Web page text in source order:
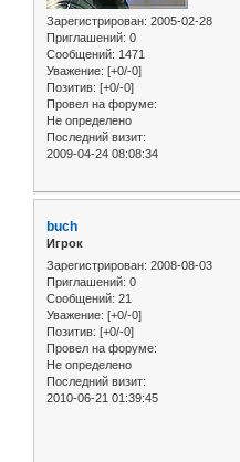
Зарегистрирован: 2005-02-28
Приглашений: 0
Сообщений: 1471
Уважение: [+0/-0]
Позитив: [+0/-0]
Провел на форуме:
Не определено
Последний визит:
2009-04-24 08:08:34
buch
Игрок
Зарегистрирован: 2008-08-03
Приглашений: 0
Сообщений: 21
Уважение: [+0/-0]
Позитив: [+0/-0]
Провел на форуме:
Не определено
Последний визит:
2010-06-21 01:39:45